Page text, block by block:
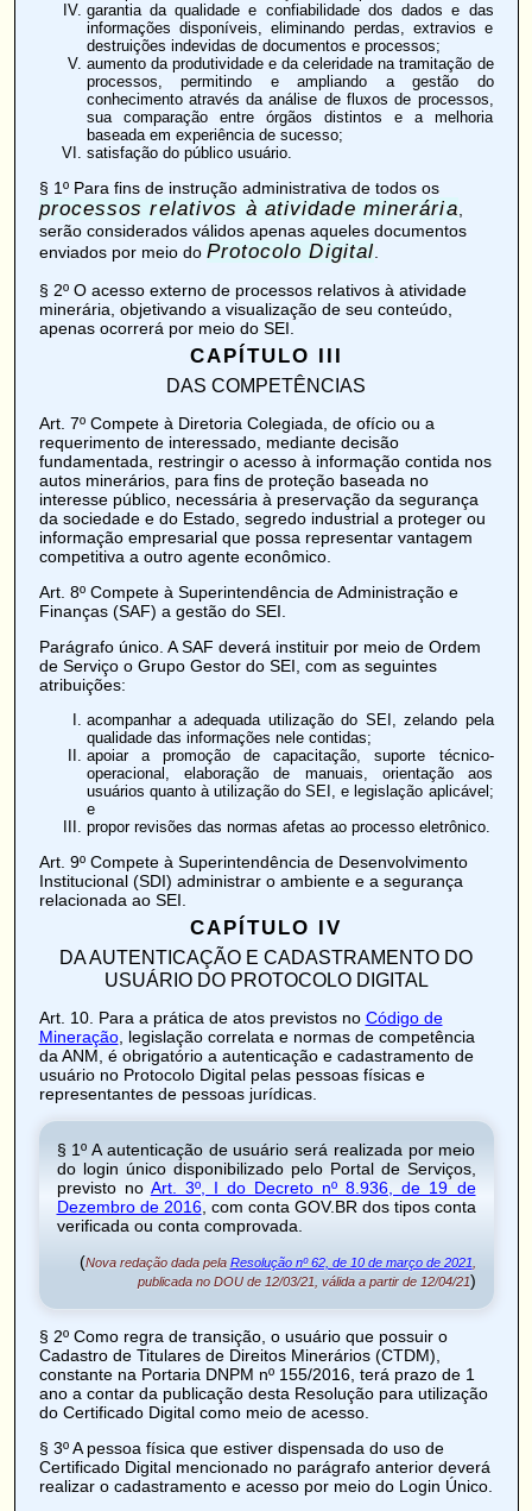
garantia da qualidade e confiabilidade dos dados e das
informações disponíveis, eliminando perdas, extravios e
destruições indevidas de documentos e processos;
aumento da produtividade e da celeridade na tramitação de
processos, permitindo e ampliando a gestão do
conhecimento através da análise de fluxos de processos,
sua comparação entre órgãos distintos e a melhoria
baseada em experiência de sucesso;
satisfação do público usuário.
§ 1º Para fins de instrução administrativa de todos os
processos relativos à atividade minerária,
serão considerados válidos apenas aqueles documentos
enviados por meio do Protocolo Digital.
§ 2º O acesso externo de processos relativos à atividade
minerária, objetivando a visualização de seu conteúdo,
apenas ocorrerá por meio do SEI.
CAPÍTULO III
DAS COMPETÊNCIAS
Art. 7ºCompete à Diretoria Colegiada, de ofício ou a
requerimento de interessado, mediante decisão
fundamentada, restringir o acesso à informação contida nos
autos minerários, para fins de proteção baseada no
interesse público, necessária à preservação da segurança
da sociedade e do Estado, segredo industrial a proteger ou
informação empresarial que possa representar vantagem
competitiva a outro agente econômico.
Art. 8ºCompete à Superintendência de Administração e
Finanças (SAF) a gestão do SEI.
Parágrafo único. A SAF deverá instituir por meio de Ordem
de Serviço o Grupo Gestor do SEI, com as seguintes
atribuições:
acompanhar a adequada utilização do SEI, zelando pela
qualidade das informações nele contidas;
apoiar a promoção de capacitação, suporte técnico-
operacional, elaboração de manuais, orientação aos
usuários quanto à utilização do SEI, e legislação aplicável;
e
propor revisões das normas afetas ao processo eletrônico.
Art. 9ºCompete à Superintendência de Desenvolvimento
Institucional (SDI) administrar o ambiente e a segurança
relacionada ao SEI.
CAPÍTULO IV
DA AUTENTICAÇÃO E CADASTRAMENTO DO
USUÁRIO DO PROTOCOLO DIGITAL
Art. 10. Para a prática de atos previstos no Código de
Mineração, legislação correlata e normas de competência
da ANM, é obrigatório a autenticação e cadastramento de
usuário no Protocolo Digital pelas pessoas físicas e
representantes de pessoas jurídicas.
§ 1º A autenticação de usuário será realizada por meio
do login único disponibilizado pelo Portal de Serviços,
previsto no Art. 3º, I do Decreto nº 8.936, de 19 de
Dezembro de 2016, com conta GOV.BR dos tipos conta
verificada ou conta comprovada.
(Nova redação dada pela Resolução nº 62, de 10 de março de 2021
publicada no DOU de 12/03/21, válida a partir de 12/04/21)
§ 2º Como regra de transição, o usuário que possuir o
Cadastro de Titulares de Direitos Minerários (CTDM),
constante na Portaria DNPM nº 155/2016, terá prazo de 1
ano a contar da publicação desta Resolução para utilização
do Certificado Digital como meio de acesso.
§ 3º A pessoa física que estiver dispensada do uso de
Certificado Digital mencionado no parágrafo anterior deverá
realizar o cadastramento e acesso por meio do Login Único.